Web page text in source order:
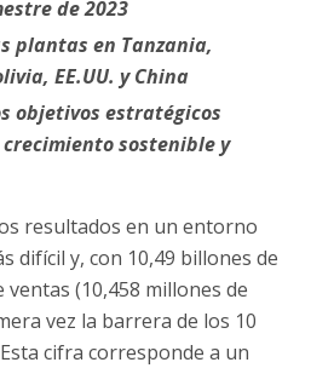
de 2023
plantas en Tanzania,
EE.UU. y China
objetivos estratégicos
sostenible y
resultados en un entorno
difícil y, con 10,49 billones de
ventas (10,458 millones de
vez la barrera de los 10
cifra corresponde a un